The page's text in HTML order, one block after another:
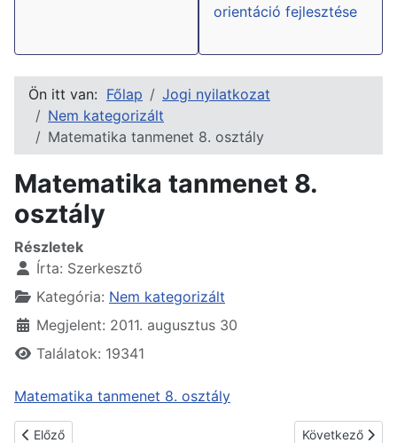
orientáció fejlesztése
Ön itt van: Főlap
Jogi nyilatkozat
Nem kategorizált
Matematika tanmenet 8. osztály
Matematika tanmenet 8.
osztály
Részletek
Írta: Szerkesztő
Kategória: Nem kategorizált
Megjelent: 2011. augusztus 30
Találatok: 19341
Matematika tanmenet 8. osztály
Előző cikk: Tanmenetek az enyhén értelmi fogyatékos tanulók
Előző Következő
Következő